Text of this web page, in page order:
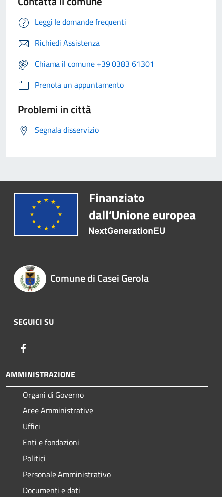
Leggi le domande frequenti
Richiedi Assistenza
Chiama il comune +39 0383 61301
Prenota un appuntamento
Problemi in città
Segnala disservizio
Comune di Casei Gerola
SEGUICI SU
AMMINISTRAZIONE
Organi di Governo
Aree Amministrative
Uffici
Enti e fondazioni
Politici
Personale Amministrativo
Documenti e dati